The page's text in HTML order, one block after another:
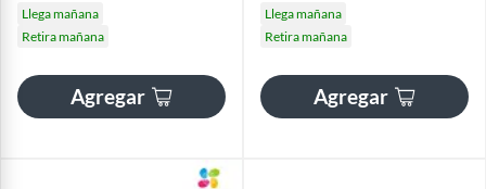
Llega mañana
Retira mañana
Agregar
Llega mañana
Retira mañana
Agregar